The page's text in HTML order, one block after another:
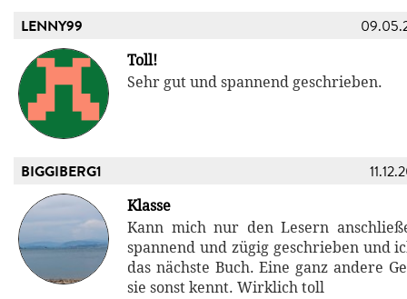
LENNY99
Toll!
Sehr gut und spannend geschrieben.
BIGGIBERG1
Klasse
Kann mich nur den Lesern
spannend und zügig geschrieben und
das nächste Buch. Eine ganz andere
sie sonst kennt. Wirklich toll